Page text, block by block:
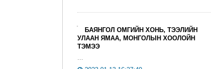
БАЯНГОЛ ОМГИЙН ХОНЬ, ТЭЭЛИЙН
УЛААН ЯМАА, МОНГОЛЫН ХООЛОЙН
ТЭМЭЭ